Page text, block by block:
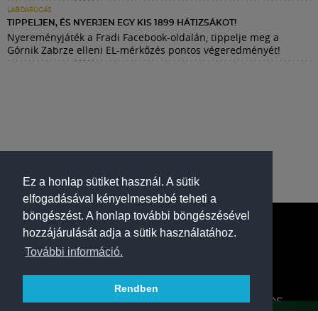
Ez a honlap sütiket használ. A sütik
elfogadásával kényelmesebbé teheti a
böngészést. A honlap további böngészésével
hozzájárulását adja a sütik használatához.
További információ.
Rendben
LABDARÚGÁS
TIPPELJEN, ÉS NYERJEN EGY KIS 1899 HÁTIZSÁKOT!
Nyereményjáték a Fradi Facebook-oldalán, tippelje meg a
Górnik Zabrze elleni EL-mérkőzés pontos végeredményét!
A FERENCVÁROSI TORNA CLUB HIVATALOS